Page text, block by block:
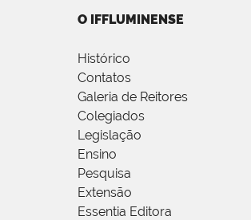
O IFFLUMINENSE
Histórico
Contatos
Galeria de Reitores
Colegiados
Legislação
Ensino
Pesquisa
Extensão
Essentia Editora